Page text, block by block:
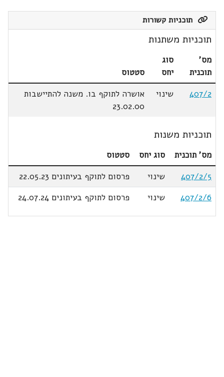
תוכניות קשורות
תוכניות משתנות
מס'
תוכנית
סוג
יחס
סטטוס
407/2
שינוי
אושרה לתוקף בו. משנה להתיישבות
23.02.00
תוכניות משנות
מס' תוכנית סוג יחס
סטטוס
407/2/5
שינוי
פרסום לתוקף בעיתונים 22.05.23
407/2/6
שינוי פרסום לתוקף בעיתונים 24.07.24